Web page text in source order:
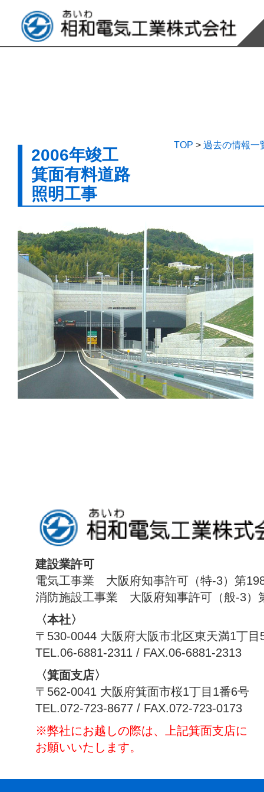
TOP > 過去の情報一
2006年竣工
箕面有料道路
照明工事
建設業許可
電気工事業 大阪府知事許可（特-3）第
消防施設工事業 大阪府知事許可（般-3）
〈本社〉
〒530-0044 大阪府大阪市北区東天満1丁目
TEL.06-6881-2311 / FAX.06-6881-2313
〈箕面支店〉
〒562-0041 大阪府箕面市桜1丁目1番6号
TEL.072-723-8677 / FAX.072-723-0173
※弊社にお越しの際は、上記箕面支店に
お願いいたします。